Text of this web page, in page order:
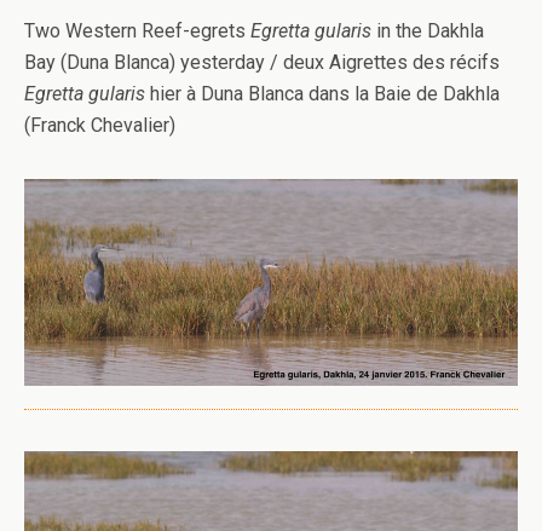
Two Western Reef-egrets Egretta gularis in the Dakhla
Bay (Duna Blanca) yesterday / deux Aigrettes des récifs
Egretta gularis hier à Duna Blanca dans la Baie de Dakhla
(Franck Chevalier)